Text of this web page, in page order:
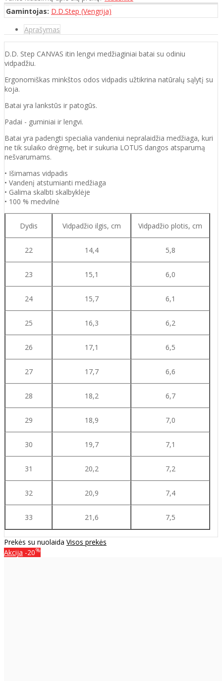
Gamintojas: D.D.Step (Vengrija)
Aprašymas
D.D. Step CANVAS itin lengvi medžiaginiai batai su odiniu
vidpadžiu.
Ergonomiškas minkštos odos vidpadis užtikrina natūralų sąlytį su
koja.
Batai yra lankstūs ir patogūs.
Padai - guminiai ir lengvi.
Batai yra padengti specialia vandeniui nepralaidžia medžiaga, kuri
ne tik sulaiko drėgmę, bet ir sukuria LOTUS dangos atsparumą
nešvarumams.
• Išimamas vidpadis
• Vandenį atstumianti medžiaga
• Galima skalbti skalbyklėje
• 100 % medvilnė
Dydis Vidpadžio ilgis, cm Vidpadžio plotis, cm
22 14,4 5,8
23 15,1 6,0
24 15,7 6,1
25 16,3 6,2
26 17,1 6,5
27 17,7 6,6
28 18,2 6,7
29 18,9 7,0
30 19,7 7,1
31 20,2 7,2
32 20,9 7,4
33 21,6 7,5
Prekės su nuolaida Visos prekės
Akcija -20%